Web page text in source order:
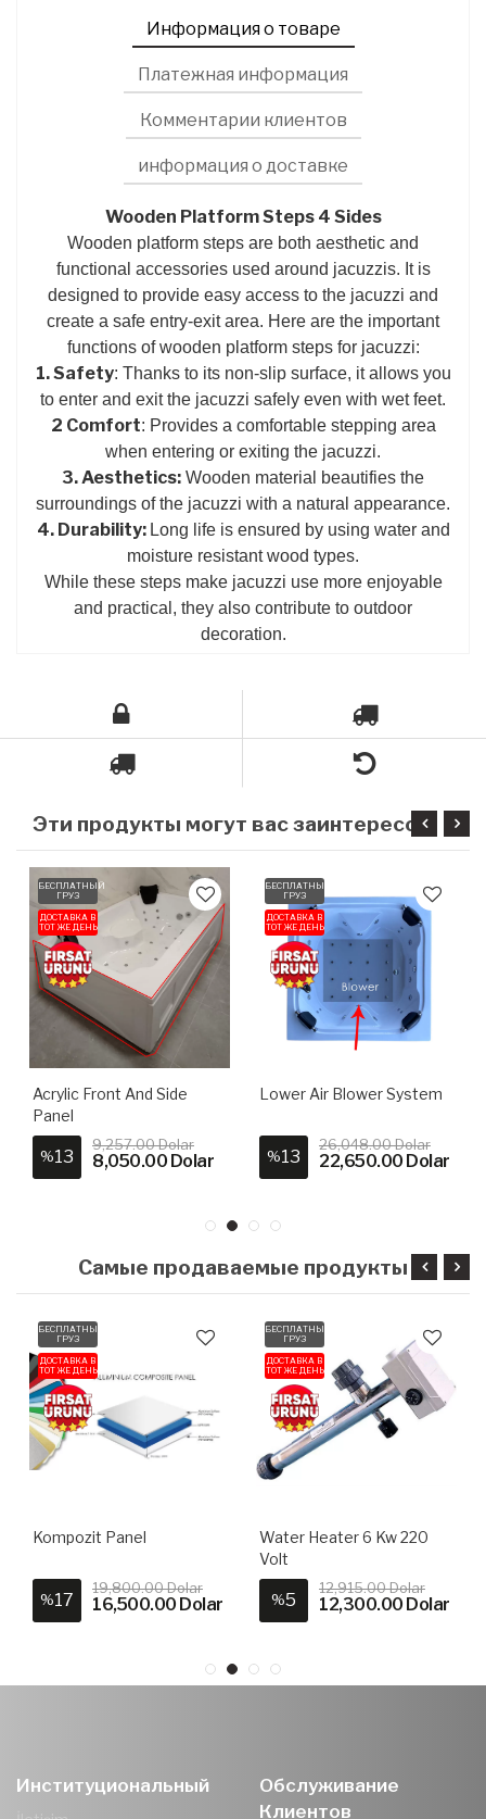
Информация о товаре
Платежная информация
Комментарии клиентов
информация о доставке
Wooden Platform Steps 4 Sides
Wooden platform steps are both aesthetic and
functional accessories used around jacuzzis. It is
designed to provide easy access to the jacuzzi and
create a safe entry-exit area. Here are the important
functions of wooden platform steps for jacuzzi:
1. Safety: Thanks to its non-slip surface, it allows you
to enter and exit the jacuzzi safely even with wet feet.
2 Comfort: Provides a comfortable stepping area
when entering or exiting the jacuzzi.
3. Aesthetics: Wooden material beautifies the
surroundings of the jacuzzi with a natural appearance.
4. Durability: Long life is ensured by using water and
moisture resistant wood types.
While these steps make jacuzzi use more enjoyable
and practical, they also contribute to outdoor
decoration.
БЕСПЛАТНЫЙ
ГРУЗ
ДОСТАВКА В
ТОТ ЖЕ ДЕНЬ
Acrylic Front And Side
Panel
%13
9,257.00 Dolar
8,050.00 Dolar
БЕСПЛАТНЫЙ
ГРУЗ
ДОСТАВКА В
ТОТ ЖЕ ДЕНЬ
Lower Air Blower System
%13
26,048.00 Dolar
22,650.00 Dolar
Самые продаваемые продукты
БЕСПЛАТНЫЙ
ГРУЗ
ДОСТАВКА В
ТОТ ЖЕ ДЕНЬ
Kompozit Panel
%17
19,800.00 Dolar
16,500.00 Dolar
БЕСПЛАТНЫЙ
ГРУЗ
ДОСТАВКА В
ТОТ ЖЕ ДЕНЬ
Water Heater 6 Kw 220
Volt
%5
12,915.00 Dolar
12,300.00 Dolar
Институциональный
Обслуживание
Клиентов